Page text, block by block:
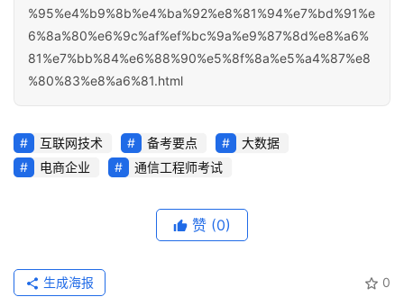
%95%e4%b9%8b%e4%ba%92%e8%81%94%e7%bd%91%e
6%8a%80%e6%9c%af%ef%bc%9a%e9%87%8d%e8%a6%
81%e7%bb%84%e6%88%90%e5%8f%8a%e5%a4%87%e8
%80%83%e8%a6%81.html
互联网技术 备考要点
大数据
电商企业
通信工程师考试
赞 (0)
0
生成海报